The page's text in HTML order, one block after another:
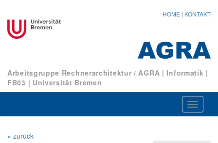
HOME | KONTAKT
Arbeitsgruppe Rechnerarchitektur / AGRA | Informatik |
FB03 | Universität Bremen
ein-/
« zurück